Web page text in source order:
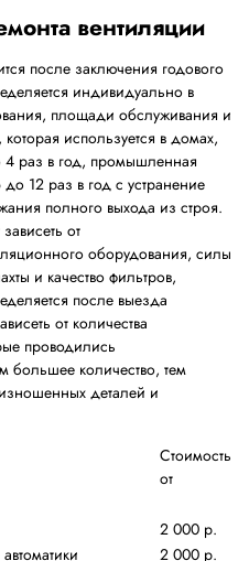
вентиляции
после заключения годового
индивидуально в
площади обслуживания и
используется в домах,
4 раз в год, промышленная
до 12 раз в год с устранение
полного выхода из строя.
от
оборудования, силы
и качество фильтров,
после выезда
от количества
проводились
большее количество, тем
деталей и
Стоимость
от
2 000 р.
2 000 р.